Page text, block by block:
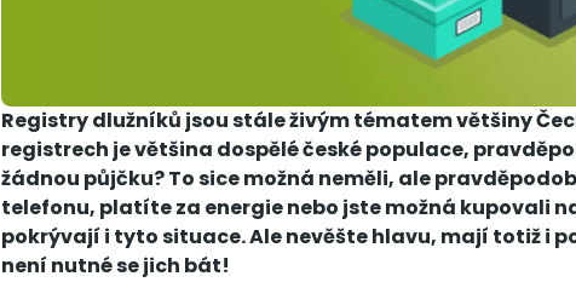
Registry dlužníků jsou stále živým tématem většiny
registrech je většina dospělé české populace,
žádnou půjčku? To sice možná neměli, ale
telefonu, platíte za energie nebo jste možná kupovali
pokrývají i tyto situace. Ale nevěšte hlavu, mají totiž i
není nutné se jich bát!